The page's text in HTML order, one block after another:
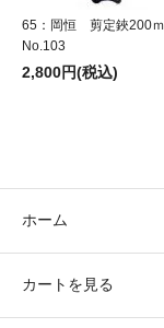
65：岡恒 剪定鋏200
No.103
2,800円(税込)
ホーム
カートを見る